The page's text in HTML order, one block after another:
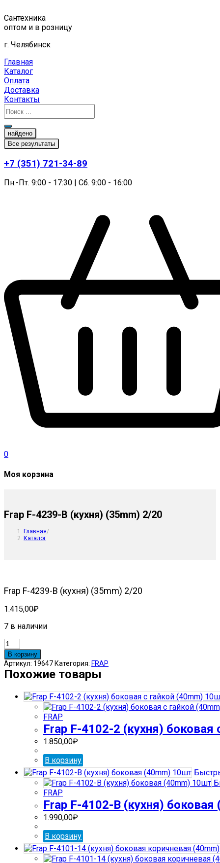
к
содержимому
Сантехника
оптом и в розницу
г. Челябинск
Главная
Каталог
Оплата
Доставка
Контакты
найдено
Все результаты
+7 (351) 721-34-89
Пн.-Пт. 9:00 - 17:30 | Сб. 9:00 - 16:00
0
Моя корзина
Frap F-4239-В (кухня) (35mm) 2/20
Главная/
Каталог
Frap F-4239-В (кухня) (35mm) 2/20
1.415,00₽
7 в наличии
Количество
товара
Frap
F-
4239-
(кухня)
В корзину
Артикул: 19647 Категория: FRAP
Похожие товары
FRAP
Frap F-4102-2 (кухня) боковая
1.850,00₽
В корзину
FRAP
Frap F-4102-В (кухня)
1.990,00₽
В корзину